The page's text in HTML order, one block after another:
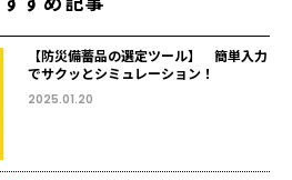
【防災備蓄品の選定ツール】 簡単入力
でサクッとシミュレーション！
2025.01.20